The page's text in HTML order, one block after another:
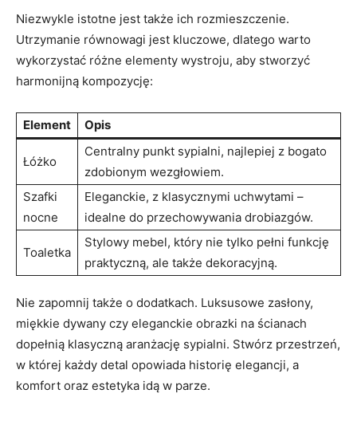
Niezwykle istotne jest także ich rozmieszczenie.
Utrzymanie równowagi jest kluczowe, dlatego warto
wykorzystać różne elementy wystroju, aby stworzyć
harmonijną kompozycję:
Element Opis
Łóżko
Centralny punkt sypialni, najlepiej z bogato
zdobionym wezgłowiem.
Szafki
nocne
Eleganckie, z klasycznymi uchwytami –
idealne do przechowywania drobiazgów.
Toaletka
Stylowy mebel, który nie tylko pełni funkcję
praktyczną, ale także dekoracyjną.
Nie zapomnij także o dodatkach. Luksusowe zasłony,
miękkie dywany czy eleganckie obrazki na ścianach
dopełnią klasyczną aranżację sypialni. Stwórz przestrzeń,
w której każdy detal opowiada historię elegancji, a
komfort oraz estetyka idą w parze.